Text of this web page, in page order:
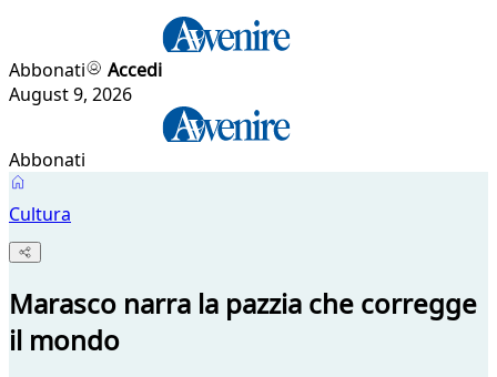
Abbonati
Accedi
August 9, 2026
Abbonati
Cultura
Marasco narra la pazzia che corregge
il mondo